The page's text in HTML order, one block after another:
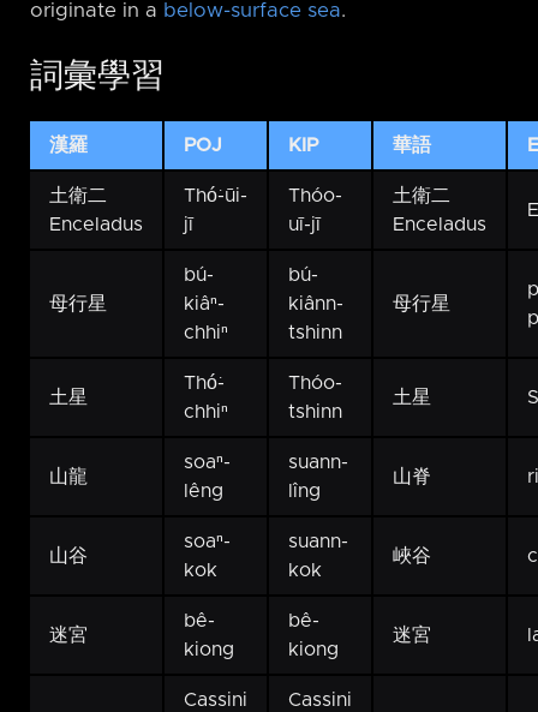
originate in a below-surface sea.
詞彙學習
漢羅 POJ KIP 華語
土衛二
Enceladus
Thó͘-ūi-
jī
Thóo-
uī-jī
土衛二
Enceladus
母行星
bú-
kiâⁿ-
chhiⁿ
bú-
kiânn-
tshinn
母行星
土星
Thó͘-
chhiⁿ
Thóo-
tshinn
土星
山龍
soaⁿ-
lêng
suann-
lîng
山脊
山谷
soaⁿ-
kok
suann-
kok
峽谷
迷宮
bê-
kiong
bê-
kiong
迷宮
Cassini
Cassini